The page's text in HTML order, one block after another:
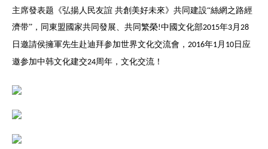
主席發表题《弘揚人民友誼 共創美好未來》共同建設“絲網之路經
濟带”，同東盟國家共同發展、共同繁榮!中國文化部2015年3月 28
日邀請侯擁軍先生赴迪拜参加世界文化交流會， 2016年1月 10 日应
邀参加中韩文化建交24周年，文化交流！